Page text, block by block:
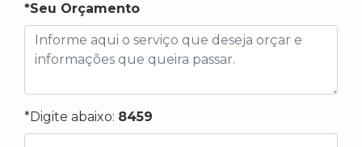
*Seu Orçamento
*Digite abaixo: 8459